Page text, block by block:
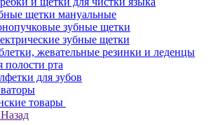
щетки мануальные
зубные щетки
зубные щетки
жевательные резинки и леденцы
полости рта
для зубов
товары
Назад